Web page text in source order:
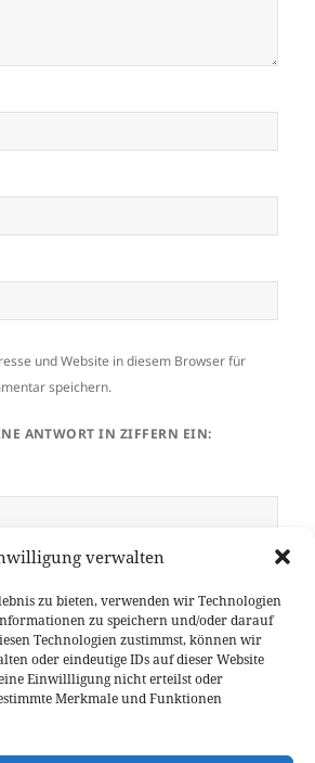
verwalten
zu bieten, verwenden wir Technologien
zu speichern und/oder darauf
Technologien zustimmst, können wir
oder eindeutige IDs auf dieser Website
Einwillligung nicht erteilst oder
Merkmale und Funktionen
und Website in diesem Browser für
speichern.
ANTWORT IN ZIFFERN EIN:
Selbst